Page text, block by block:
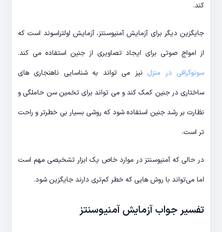
کند.
جایگزین دیگر برای آزمایش آمنیوسنتز، آزمایش اولتراسوند است که
از امواج صوتی برای ایجاد تصاویری از جنین استفاده می کند.
سونوگرافی در منزل نیز می تواند به شناسایی ناهنجاری های
ساختاری در جنین کمک کند و می تواند برای تخمین سن حاملگی و
نظارت بر رشد جنین استفاده شود که روشی بسیار بی خطر‌تر و راحت
تر است.
در حالی که آمنیوسنتز در موارد خاص یک ابزار تشخیصی مهم است
اما می‌تواند با روش هایی که خطر کم‌تری دارند جایگزین شود.
تفسیر جواب آزمایش آمنیوسنتز